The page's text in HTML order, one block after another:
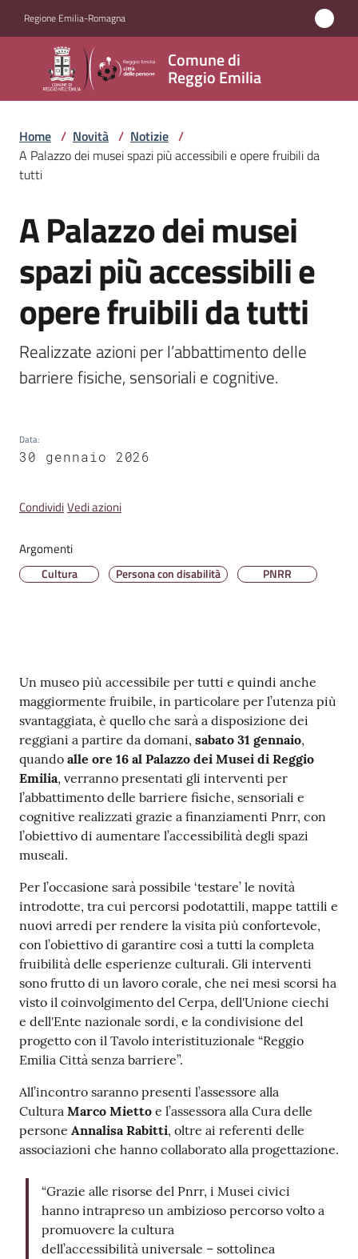
Regione Emilia-Romagna
Comune di
Reggio Emilia
Comune
di
Reggio
Emilia
Servizi
Novità
Menu selezionato
Vivere
Reggio
Emilia
Tutti
argomenti
T
u
r
E
v
e
n
t
i
Seguici
su
Home / Novità / Notizie /
A Palazzo dei musei spazi più accessibili e opere fruibili da
tutti
Salta al contenuto
A Palazzo dei musei
spazi più accessibili e
opere fruibili da tutti
Realizzate azioni per l’abbattimento delle
barriere fisiche, sensoriali e cognitive.
Data:
30 gennaio 2026
CondividiVedi azioni
Argomenti
Cultura Persona con disabilità PNRR
Contenuto
Un museo più accessibile per tutti e quindi anche
maggiormente fruibile, in particolare per l’utenza più
svantaggiata, è quello che sarà a disposizione dei
reggiani a partire da domani, sabato 31 gennaio,
quando alle ore 16 al Palazzo dei Musei di Reggio
Emilia, verranno presentati gli interventi per
l’abbattimento delle barriere fisiche, sensoriali e
cognitive realizzati grazie a finanziamenti Pnrr, con
l’obiettivo di aumentare l’accessibilità degli spazi
museali.
Per l’occasione sarà possibile ‘testare’ le novità
introdotte, tra cui percorsi podotattili, mappe tattili e
nuovi arredi per rendere la visita più confortevole,
con l’obiettivo di garantire così a tutti la completa
fruibilità delle esperienze culturali. Gli interventi
sono frutto di un lavoro corale, che nei mesi scorsi ha
visto il coinvolgimento del Cerpa, dell'Unione ciechi
e dell'Ente nazionale sordi, e la condivisione del
progetto con il Tavolo interistituzionale “Reggio
Emilia Città senza barriere”.
All’incontro saranno presenti l’assessore alla
Cultura Marco Mietto e l’assessora alla Cura delle
persone Annalisa Rabitti, oltre ai referenti delle
associazioni che hanno collaborato alla progettazione.
“Grazie alle risorse del Pnrr, i Musei civici
hanno intrapreso un ambizioso percorso volto a
promuovere la cultura
dell’accessibilità universale – sottolinea